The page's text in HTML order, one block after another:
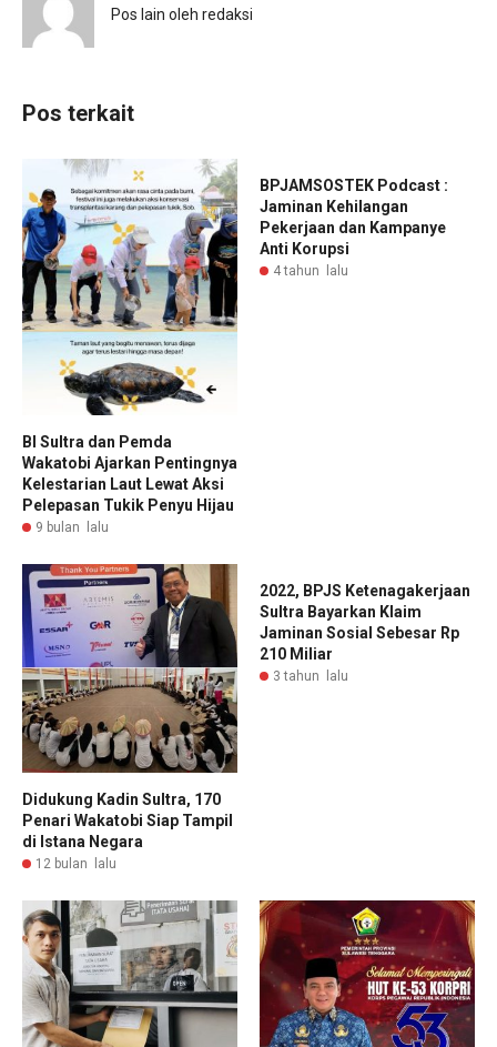
Pos lain oleh redaksi
Pos terkait
BI Sultra dan Pemda
Wakatobi Ajarkan Pentingnya
Kelestarian Laut Lewat Aksi
Pelepasan Tukik Penyu Hijau
9 bulan lalu
BPJAMSOSTEK Podcast :
Jaminan Kehilangan
Pekerjaan dan Kampanye
Anti Korupsi
4 tahun lalu
Didukung Kadin Sultra, 170
Penari Wakatobi Siap Tampil
di Istana Negara
12 bulan lalu
2022, BPJS Ketenagakerjaan
Sultra Bayarkan Klaim
Jaminan Sosial Sebesar Rp
210 Miliar
3 tahun lalu